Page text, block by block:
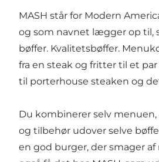
MASH står for Modern
og som navnet lægger op til,
bøffer. Kvalitetsbøffer.
fra en steak og fritter til et
til porterhouse steaken og
Du kombinerer selv
og tilbehør udover selve
en god burger, der smager